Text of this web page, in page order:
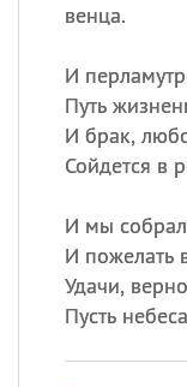
венца.
И
Путь
И брак,
Сойдется в
И мы
И пожелать
Удачи,
Пусть